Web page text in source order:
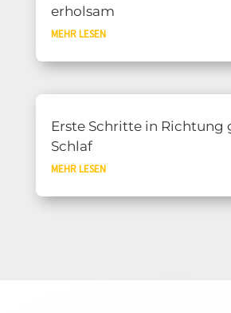
erholsam
MEHR LESEN
Erste Schritte in Richtung
Schlaf
MEHR LESEN